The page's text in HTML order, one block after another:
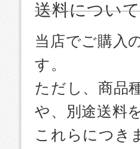
送料について
当店でご購入
す。
ただし、商品
や、別途送料
これらにつき